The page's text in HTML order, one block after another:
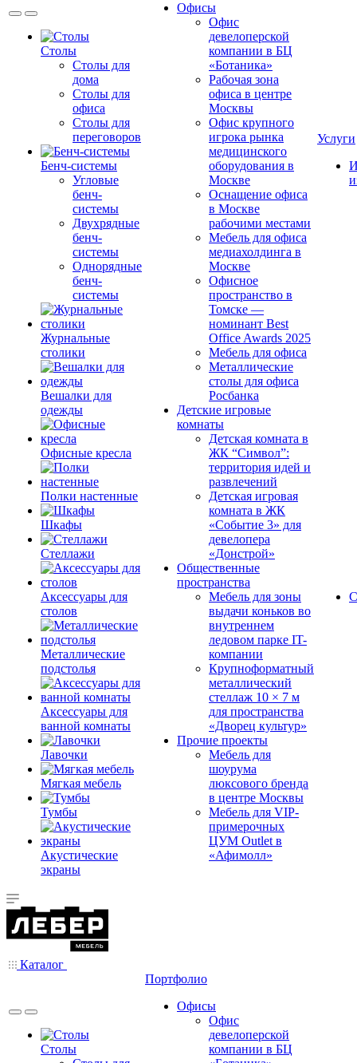
Столы
Столы для
дома
Столы для
офиса
Столы для
переговоров
Бенч-системы
Угловые
бенч-
системы
Двухрядные
бенч-
системы
Однорядные
бенч-
системы
Журнальные
столики
Вешалки для
одежды
Офисные кресла
Полки настенные
Шкафы
Стеллажи
Аксессуары для
столов
Металлические
подстолья
Аксессуары для
ванной комнаты
Лавочки
Мягкая мебель
Тумбы
Акустические
экраны
Офисы
Офис
девелоперской
компании в БЦ
«Ботаника»
Рабочая зона
офиса в центре
Москвы
Офис крупного
игрока рынка
медицинского
оборудования в
Москве
Оснащение офиса
в Москве
рабочими местами
Мебель для офиса
медиахолдинга в
Москве
Офисное
пространство в
Томске —
номинант Best
Office Awards 2025
Мебель для офиса
Металлические
столы для офиса
Росбанка
Детские игровые
комнаты
Детская комната в
ЖК “Символ”:
территория идей и
развлечений
Детская игровая
комната в ЖК
«Событие 3» для
девелопера
«Донстрой»
Общественные
пространства
Мебель для зоны
выдачи коньков во
внутреннем
ледовом парке IT-
компании
Крупноформатный
металлический
стеллаж 10 × 7 м
для пространства
«Дворец культур»
Прочие проекты
Мебель для
шоурума
люксового бренда
в центре Москвы
Мебель для VIP-
примерочных
ЦУМ Outlet в
«Афимолл»
Услуги
Каталог
Столы
Портфолио
Офисы
Офис
девелоперской
компании в БЦ